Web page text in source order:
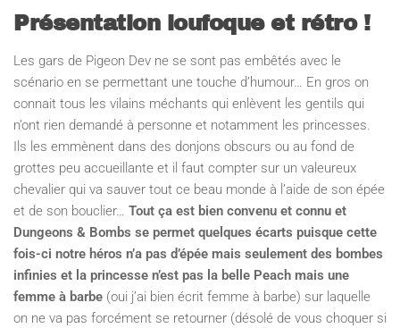
Présentation loufoque et rétro !
Les gars de Pigeon Dev ne se sont pas embêtés avec le
scénario en se permettant une touche d’humour… En gros on
connait tous les vilains méchants qui enlèvent les gentils qui
n’ont rien demandé à personne et notamment les princesses.
Ils les emmènent dans des donjons obscurs ou au fond de
grottes peu accueillante et il faut compter sur un valeureux
chevalier qui va sauver tout ce beau monde à l’aide de son épée
et de son bouclier… Tout ça est bien convenu et connu et
Dungeons & Bombs se permet quelques écarts puisque cette
fois-ci notre héros n’a pas d’épée mais seulement des bombes
infinies et la princesse n’est pas la belle Peach mais une
femme à barbe (oui j’ai bien écrit femme à barbe) sur laquelle
on ne va pas forcément se retourner (désolé de vous choquer si